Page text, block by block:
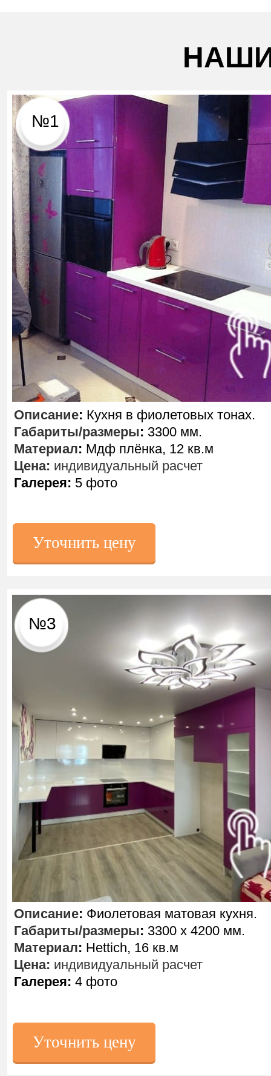
№3
Уточнить цену
Описание: Кухня в фиолетовых тонах.
Габариты/размеры: 3300 мм.
Материал: Мдф плёнка, 12 кв.м
Цена: индивидуальный расчет
Галерея: 5 фото
Уточнить цену
№1
Описание: Фиолетовая матовая кухня.
Габариты/размеры: 3300 х 4200 мм.
Материал: Hettich, 16 кв.м
Цена: индивидуальный расчет
Галерея: 4 фото